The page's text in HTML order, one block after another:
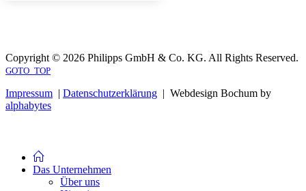
Copyright © 2026 Philipps GmbH & Co. KG. All Rights Reserved.
GOTO_TOP
Impressum | Datenschutzerklärung | Webdesign Bochum by
alphabytes
Das Unternehmen
Über uns